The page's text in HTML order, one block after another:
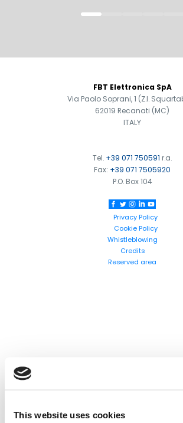
This website uses cookies
FBT Elettronica SpA
Via Paolo Soprani, 1 (Z.I.
62019 Recanati (MC)
ITALY
Tel. +39 071 750591 r.a.
Fax: +39 071 7505920
P.O. Box 104
Privacy Policy
Cookie Policy
Whistleblowing
Credits
Reserved area